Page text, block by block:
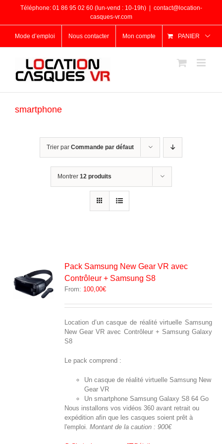
contenu
Téléphone: 01 86 95 02 60 (lun-vend : 10-19h)
contact@location-
casques-vr.com
Mode d’emploi Nous contacter Mon compte PANIER
smartphone
Trier par Commande par défaut
Montrer 12 produits
Pack Samsung New Gear VR avec
Contrôleur + Samsung S8
From: 100,00€
Location d’un casque de réalité virtuelle Samsung
New Gear VR avec Contrôleur + Samsung Galaxy
S8
Le pack comprend :
Un casque de réalité virtuelle Samsung New
Gear VR
Un smartphone Samsung Galaxy S8 64 Go
Nous installons vos vidéos 360 avant retrait ou
expédition afin que les casques soient prêt à
l'emploi.Montant de la caution : 900€